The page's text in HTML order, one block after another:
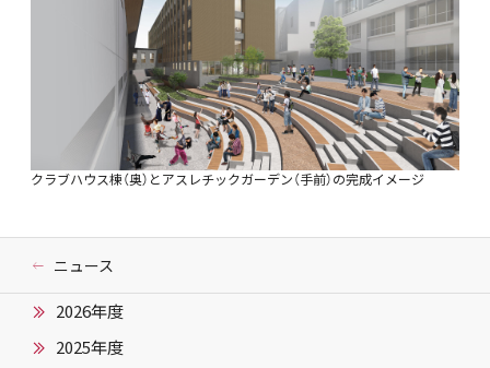
クラブハウス棟（奥）とアスレチックガーデン（手前）の完成イメージ
ニュース
2026年度
2025年度